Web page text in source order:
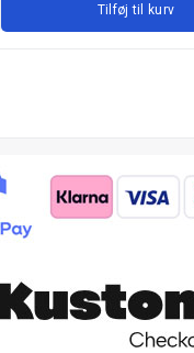
Tilføj til kurv